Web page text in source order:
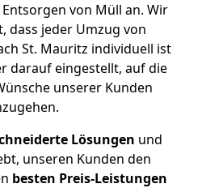
von Müll an. Wir
dass jeder Umzug von
St. Mauritz individuell ist
darauf eingestellt, auf die
unserer Kunden
Lösungen und
unseren Kunden den
besten Preis-Leistungen